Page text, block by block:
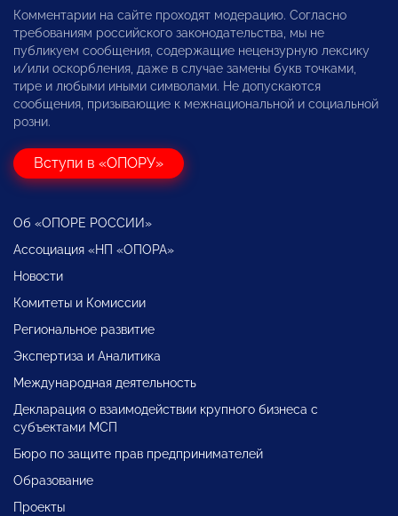
Комментарии на сайте проходят модерацию. Согласно
требованиям российского законодательства, мы не
публикуем сообщения, содержащие нецензурную лексику
и/или оскорбления, даже в случае замены букв точками,
тире и любыми иными символами. Не допускаются
сообщения, призывающие к межнациональной и социальной
розни.
Вступи в «ОПОРУ»
Об «ОПОРЕ РОССИИ»
Ассоциация «НП «ОПОРА»
Новости
Комитеты и Комиссии
Региональное развитие
Экспертиза и Аналитика
Международная деятельность
Декларация о взаимодействии крупного бизнеса с
субъектами МСП
Бюро по защите прав предпринимателей
Образование
Проекты